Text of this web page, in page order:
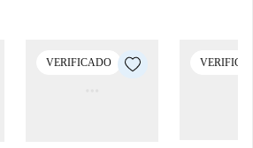
VERIFICADO